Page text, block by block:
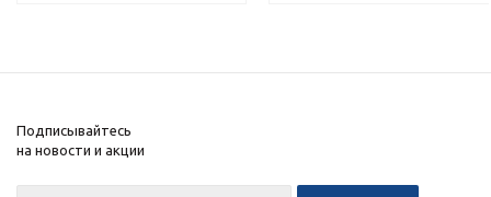
Подписывайтесь
на новости и акции